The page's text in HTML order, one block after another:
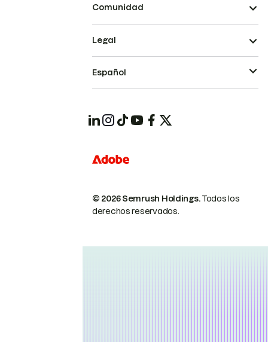
Comunidad
© 2026 Semrush Holdings.Todos los
derechos reservados.
Legal
Español